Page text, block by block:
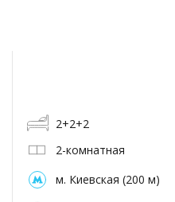
2+2+2
2-комнатная
м. Киевская (200 м)